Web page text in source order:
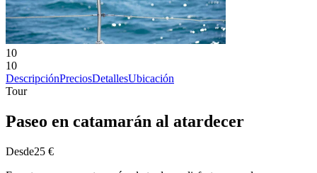
10
10
DescripciónPreciosDetallesUbicación
Tour
Paseo en catamarán al atardecer
Desde25 €